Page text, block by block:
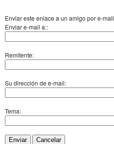
Enviar este enlace a un amigo por e-mail
Enviar e-mail a::
Remitente:
Su dirección de e-mail:
Tema:
Enviar Cancelar